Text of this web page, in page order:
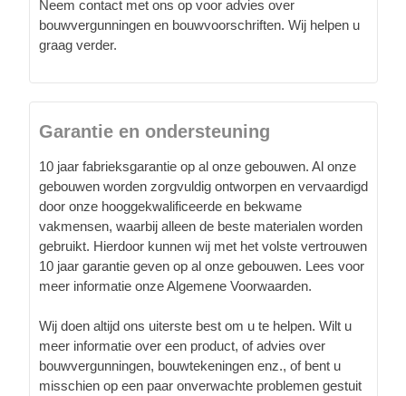
Neem contact met ons op voor advies over
bouwvergunningen en bouwvoorschriften. Wij helpen u
graag verder.
Garantie en ondersteuning
10 jaar fabrieksgarantie op al onze gebouwen. Al onze
gebouwen worden zorgvuldig ontworpen en vervaardigd
door onze hooggekwalificeerde en bekwame
vakmensen, waarbij alleen de beste materialen worden
gebruikt. Hierdoor kunnen wij met het volste vertrouwen
10 jaar garantie geven op al onze gebouwen. Lees voor
meer informatie onze Algemene Voorwaarden.
Wij doen altijd ons uiterste best om u te helpen. Wilt u
meer informatie over een product, of advies over
bouwvergunningen, bouwtekeningen enz., of bent u
misschien op een paar onverwachte problemen gestuit